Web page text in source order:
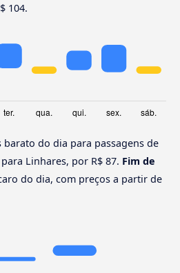
104.
do dia para passagens de
Linhares, por R$ 87. Fim de
do dia, com preços a partir de